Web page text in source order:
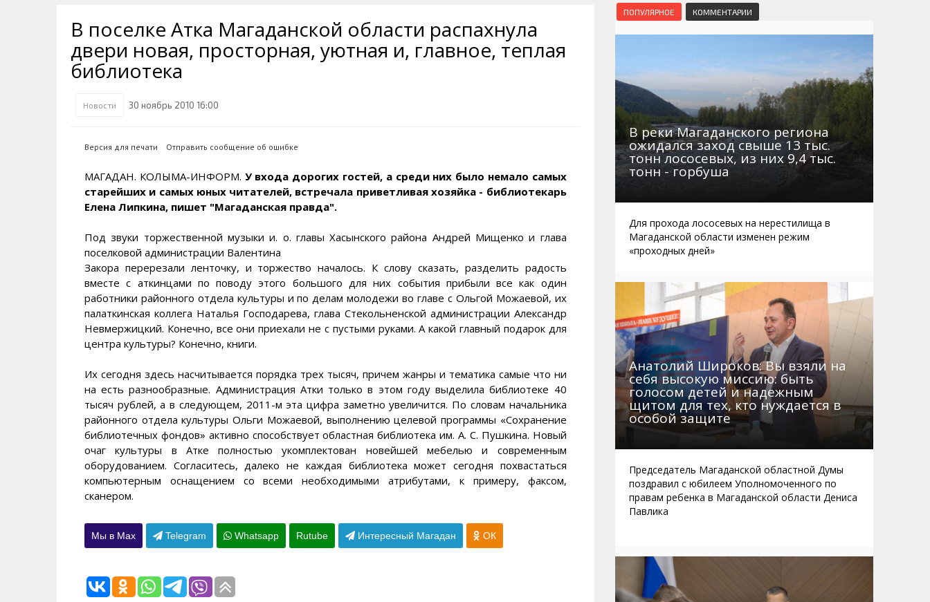
Их надо знать. Галерея славы
Достопримечательности
Магадана и области
Туристическик маршруты
Песни о Колыме
Хранители экрана. Заставки
3D районы города
Фотоальбом
Маршруты. Улицы, остановки
Автобусы Магадан – Аэропорт
Таблица приливов отливов
Наркоте нет
Аэропорт Магадан
Полицейских не бить
Сельское хозяйство
Визит
Благоустройство
Косторезы Магадана
Профсоюзы
Мошенники
Интернет
Браконьеры
В поселке Атка Магаданской области распахнула
двери новая, просторная, уютная и, главное, теплая
библиотека
Новости 30 ноябрь 2010 16:00
Версия для печати Отправить сообщение об ошибке
МАГАДАН. КОЛЫМА-ИНФОРМ. У входа дорогих гостей, а среди них было немало самых
старейших и самых юных читателей, встречала приветливая хозяйка - библиотекарь
Елена Липкина, пишет "Магаданская правда".
Под звуки торжественной музыки и. о. главы Хасынского района Андрей Мищенко и глава
поселковой администрации Валентина
Закора перерезали ленточку, и торжество началось. К слову сказать, разделить радость
вместе с аткинцами по поводу этого большого для них события прибыли все как один
работники районного отдела культуры и по делам молодежи во главе с Ольгой Можаевой, их
палаткинская коллега Наталья Господарева, глава Стекольненской администрации Александр
Невмержицкий. Конечно, все они приехали не с пустыми руками. А какой главный подарок для
центра культуры? Конечно, книги.
Их сегодня здесь насчитывается порядка трех тысяч, причем жанры и тематика самые что ни
на есть разнообразные. Администрация Атки только в этом году выделила библиотеке 40
тысяч рублей, а в следующем, 2011-м эта цифра заметно увеличится. По словам начальника
районного отдела культуры Ольги Можаевой, выполнению целевой программы «Сохранение
библиотечных фондов» активно способствует областная библиотека им. А. С. Пушкина. Новый
очаг культуры в Атке полностью укомплектован новейшей мебелью и современным
оборудованием. Согласитесь, далеко не каждая библиотека может сегодня похвастаться
компьютерным оснащением со всеми необходимыми атрибутами, к примеру, факсом,
сканером.
Мы в Max Telegram Whatsapp Rutube Интересный Магадан ОК
ПОПУЛЯРНОЕ КОММЕНТАРИИ
В реки Магаданского региона
ожидался заход свыше 13 тыс.
тонн лососевых, из них 9,4 тыс.
тонн - горбуша
Для прохода лососевых на нерестилища в
Магаданской области изменен режим
«проходных дней»
Анатолий Широков: Вы взяли на
себя высокую миссию: быть
голосом детей и надежным
щитом для тех, кто нуждается в
особой защите
Председатель Магаданской областной Думы
поздравил с юбилеем Уполномоченного по
правам ребенка в Магаданской области Дениса
Павлика